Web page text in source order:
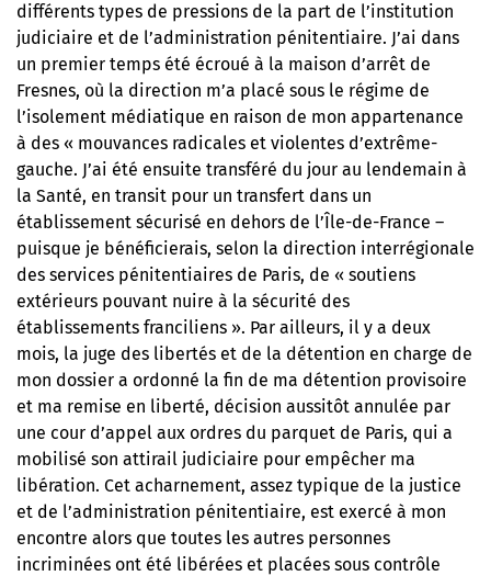
différents types de pressions de la part de l’institution
judiciaire et de l’administration pénitentiaire. J’ai dans
un premier temps été écroué à la maison d’arrêt de
Fresnes, où la direction m’a placé sous le régime de
l’isolement médiatique en raison de mon appartenance
à des « mouvances radicales et violentes d’extrême-
gauche. J’ai été ensuite transféré du jour au lendemain à
la Santé, en transit pour un transfert dans un
établissement sécurisé en dehors de l’Île-de-France –
puisque je bénéficierais, selon la direction interrégionale
des services pénitentiaires de Paris, de « soutiens
extérieurs pouvant nuire à la sécurité des
établissements franciliens ». Par ailleurs, il y a deux
mois, la juge des libertés et de la détention en charge de
mon dossier a ordonné la fin de ma détention provisoire
et ma remise en liberté, décision aussitôt annulée par
une cour d’appel aux ordres du parquet de Paris, qui a
mobilisé son attirail judiciaire pour empêcher ma
libération. Cet acharnement, assez typique de la justice
et de l’administration pénitentiaire, est exercé à mon
encontre alors que toutes les autres personnes
incriminées ont été libérées et placées sous contrôle